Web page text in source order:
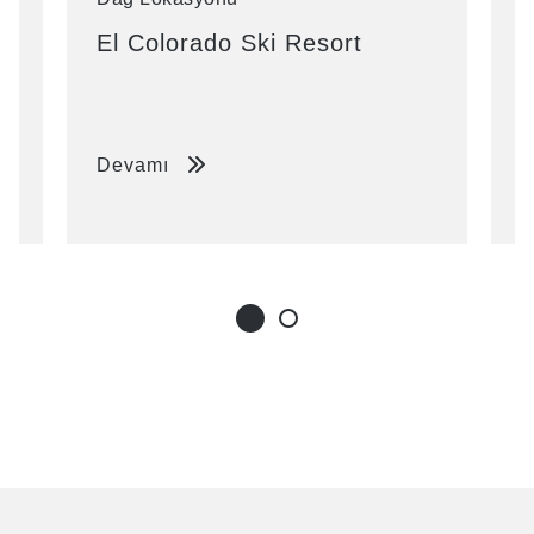
El Colorado Ski Resort
Devamı